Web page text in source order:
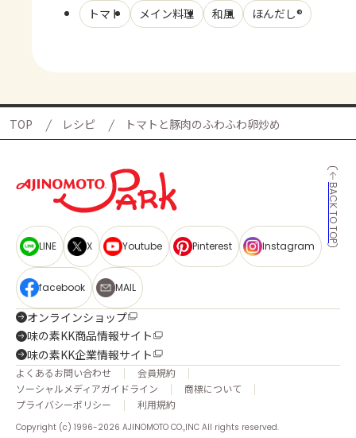
トマト
メイン料理 和風 ほんだし®
TOP レシピ トマトと豚肉のふわふわ卵炒め
BACK TO TOP
LINE X Youtube Pinterest Instagram
facebook MAIL
オンラインショップ
味の素KK商品情報サイト
味の素KK企業情報サイト
よくあるお問い合わせ
会員規約
ソーシャルメディアガイドライン
商標について
プライバシーポリシー
利用規約
Copyright (c) 1996-2026 AJINOMOTO CO.,INC All rights reserved.